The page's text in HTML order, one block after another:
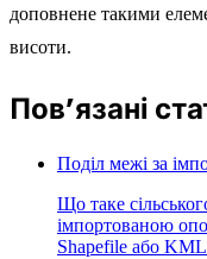
доповнене такими
висоти.
Пов’язані
Поділ межі за
Що таке
імпортованою
Shapefile або